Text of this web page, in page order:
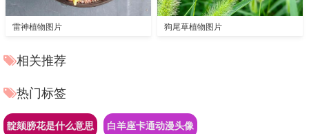
雷神植物图片 狗尾草植物图片
相关推荐
热门标签
靛颏膀花是什么意思 白羊座卡通动漫头像